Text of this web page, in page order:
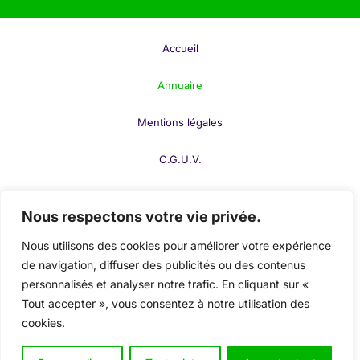
Nous respectons votre vie privée.
Nous utilisons des cookies pour améliorer votre expérience
de navigation, diffuser des publicités ou des contenus
personnalisés et analyser notre trafic. En cliquant sur «
Tout accepter », vous consentez à notre utilisation des
cookies.
Réparation de serrure: pour des serrures
un cambriolage ou une tentative d’effraction.
En urgence ou en routine, les serruriers s’assurent
Blindées : Sécurisez Votre Entrée
Lesportes blindéesoffrent un niveau de sécurité
supérieur, particulièrement recommandé pour les
résidences ou commerces à risque. Les
professionnels spécialisés dans laserrurerieet la
portes pour protéger efficacement votre bien. Leur
Accueil
Annuaire
Mentions légales
C.G.U.V.
Publier votre fiche
Mon compte